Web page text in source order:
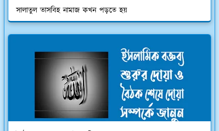
সালাতুল তাসবিহ নামাজ কখন পড়তে হয়